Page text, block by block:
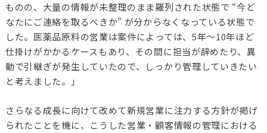
ものの、大量の情報が未整理のまま羅列された状態で “今ど
なたにご連絡を取るべきか” が分からなくなっている状態で
した。医薬品原料の営業は案件によっては、5年～10年ほど
仕掛けがかかるケースもあり、その間に担当が辞めたり、異
動で引継ぎが発生していたので、しっかり管理していきたい
と考えました。」
さらなる成長に向けて改めて新規営業に注力する方針が掲げ
られたことを機に、こうした営業・顧客情報の管理における